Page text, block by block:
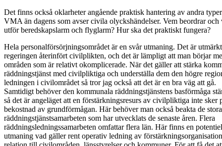
Det finns också oklarheter angående praktisk hantering av andra
VMA än dagens som avser civila olyckshändelser. Vem beordrar och
utför beredskapslarm och flyglarm? Hur ska det praktiskt fungera?
Hela personalförsörjningsområdet är en svår utmaning. Det är
regeringen återinfört civilplikten, och det är lämpligt att man börjar
områden som är relativt okomplicerade. När det gäller att stärka
räddningstjänst med civilpliktiga och underställa dem den högre
ledningen i civilområdet så tror jag också att det är en bra väg att gå.
Samtidigt behöver den kommunala räddningstjänstens basförmåga
så det är angeläget att en förstärkningsresurs av civilpliktiga inte sker
bekostnad av grundförmågan. Här behöver man också beakta de stora
räddningstjänstsamarbeten som har utvecklats de senaste åren. Flera
räddningsledningssamarbeten omfattar flera län. Här finns en
utmaning vad gäller rent operativ ledning av